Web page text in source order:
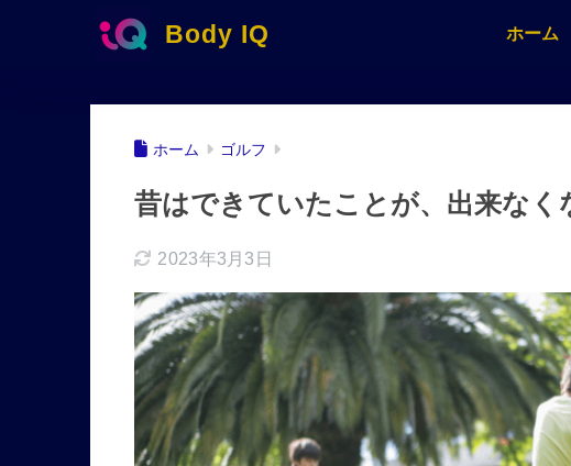
Body IQ ホーム
ホーム ゴルフ
昔はできていたことが、出来なく
2023年3月3日